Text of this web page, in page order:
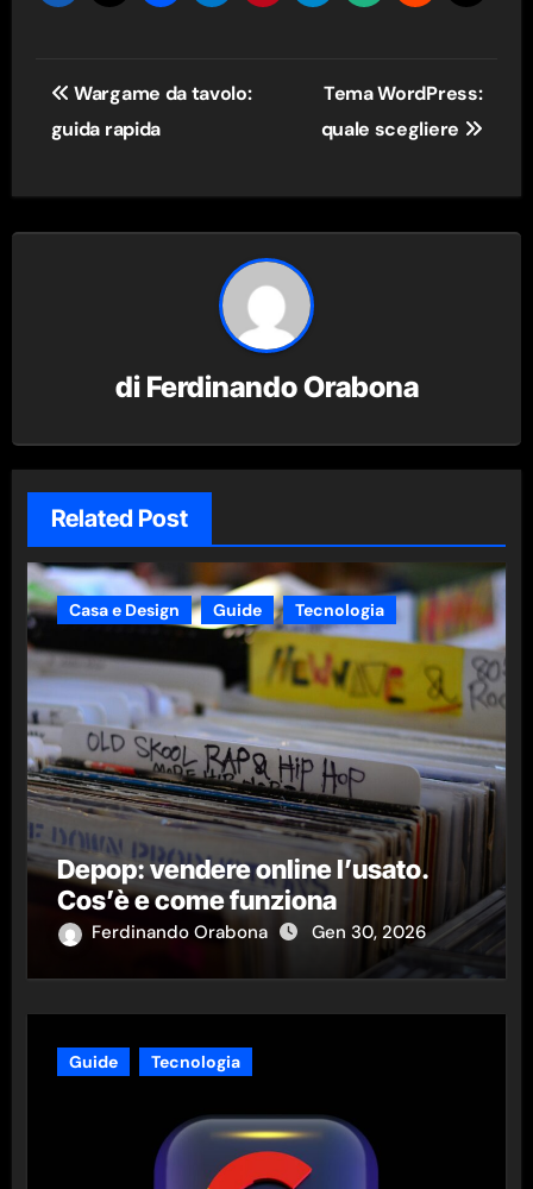
Navigazione
articoli
Wargame da tavolo:
guida rapida
Tema WordPress:
quale scegliere
di Ferdinando Orabona
Related Post
Casa e Design Guide Tecnologia
Depop: vendere online l’usato.
Cos’è e come funziona
Ferdinando Orabona Gen 30, 2026
Guide Tecnologia